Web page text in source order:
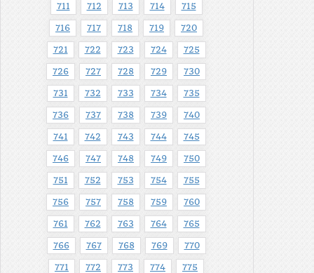
711 712 713 714 715
716 717 718 719 720
721 722 723 724 725
726 727 728 729 730
731 732 733 734 735
736 737 738 739 740
741 742 743 744 745
746 747 748 749 750
751 752 753 754 755
756 757 758 759 760
761 762 763 764 765
766 767 768 769 770
771 772 773 774 775